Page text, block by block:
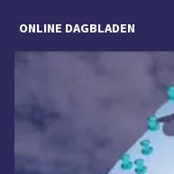
ONLINE DAGBLADEN